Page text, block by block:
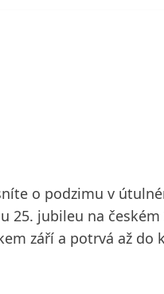
o podzimu v
jubileu na
září a potrvá až do